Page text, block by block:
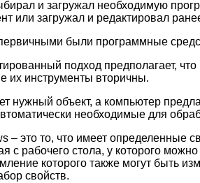
и загружал необходимую
или загружал и редактировал
были программные
подход предполагает,
их инструменты вторичны.
нужный объект, а компьютер
необходимые для
– это то, что имеет определенные
с рабочего стола, у которого
которого также могут быть
свойств.